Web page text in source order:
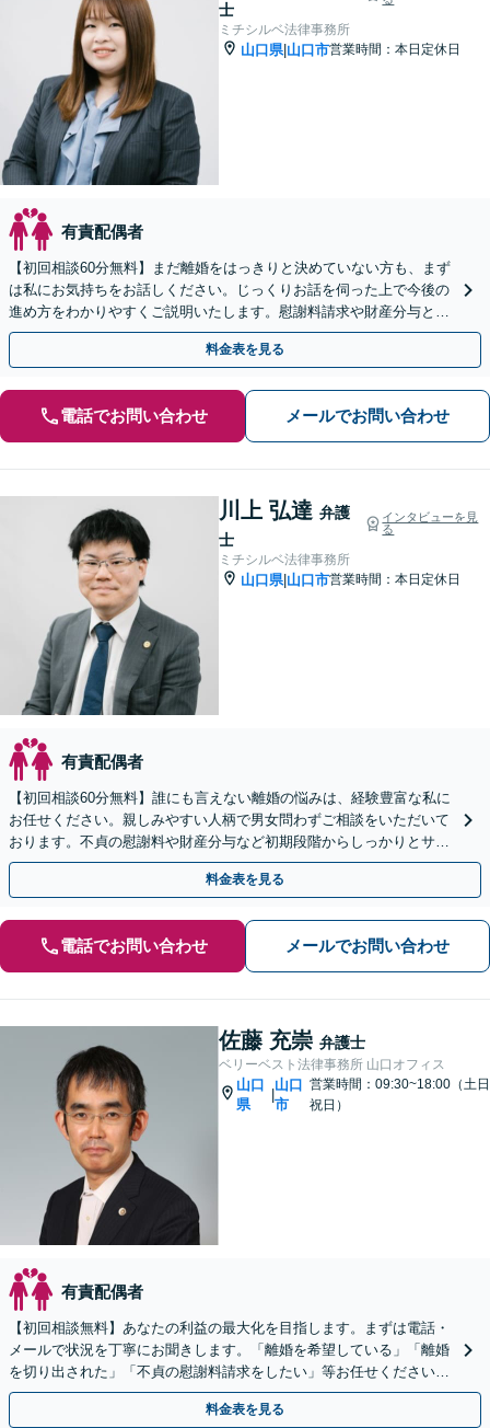
士
ミチシルベ法律事務所
山口県| 山口市営業時間：本日定休日
有責配偶者
【初回相談60分無料】まだ離婚をはっきりと決めていない方も、まず
は私にお気持ちをお話しください。じっくりお話を伺った上で今後の
進め方をわかりやすくご説明いたします。慰謝料請求や財産分与とい
った男女問題に広く対応。【web面談可能】
料金表を見る
電話でお問い合わせ メールでお問い合わせ
川上 弘達 弁護
士
インタビューを見
る
ミチシルベ法律事務所
山口県| 山口市営業時間：本日定休日
有責配偶者
【初回相談60分無料】誰にも言えない離婚の悩みは、経験豊富な私に
お任せください。親しみやすい人柄で男女問わずご相談をいただいて
おります。不貞の慰謝料や財産分与など初期段階からしっかりとサポ
ートいたします。【web面談可能】
料金表を見る
電話でお問い合わせ メールでお問い合わせ
佐藤 充崇 弁護士
ベリーベスト法律事務所 山口オフィス
山口
県
|
山口
市
営業時間：09:30~18:00（土日
祝日）
有責配偶者
【初回相談無料】あなたの利益の最大化を目指します。まずは電話・
メールで状況を丁寧にお聞きします。「離婚を希望している」「離婚
を切り出された」「不貞の慰謝料請求をしたい」等お任せください。
【リーズナブルな料金設定】
料金表を見る